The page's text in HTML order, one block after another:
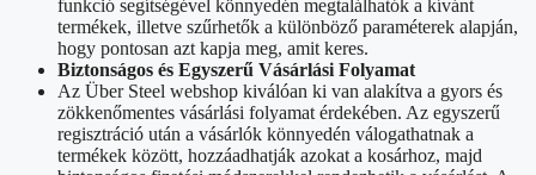
funkció segítségével könnyedén megtalálhatók a kívánt
termékek, illetve szűrhetők a különböző paraméterek alapján,
hogy pontosan azt kapja meg, amit keres.
Biztonságos és Egyszerű Vásárlási Folyamat
Az Über Steel webshop kiválóan ki van alakítva a gyors és
zökkenőmentes vásárlási folyamat érdekében. Az egyszerű
regisztráció után a vásárlók könnyedén válogathatnak a
termékek között, hozzáadhatják azokat a kosárhoz, majd